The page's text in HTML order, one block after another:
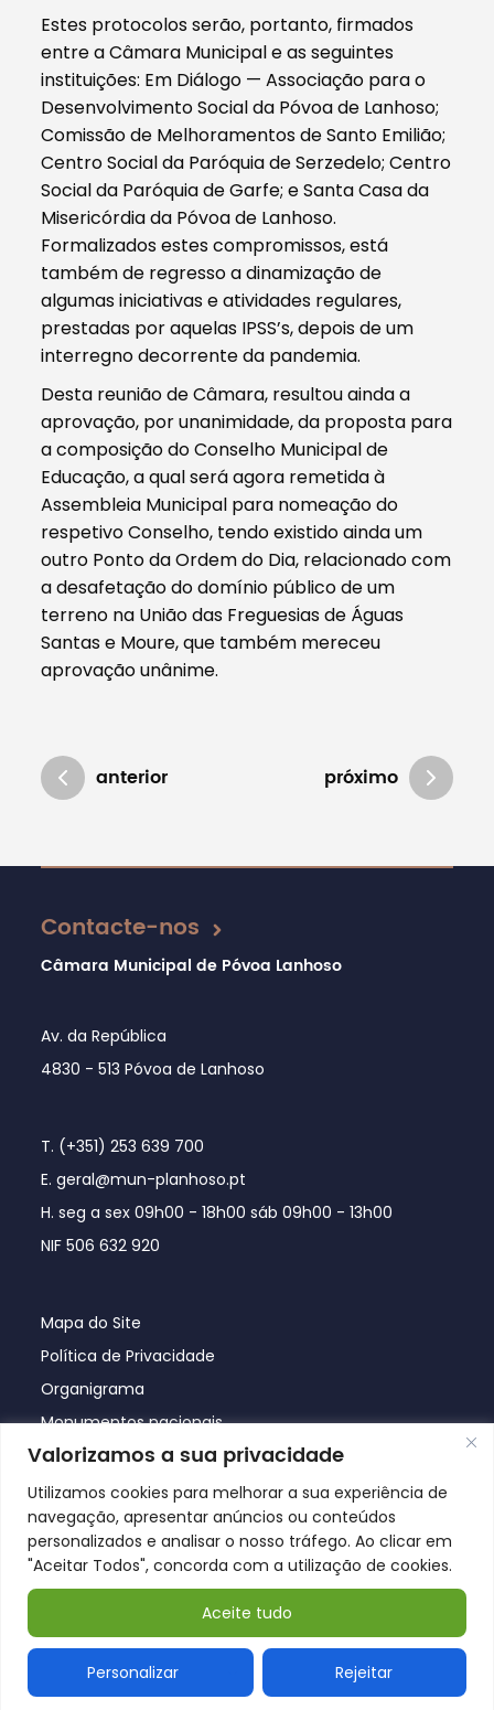
Valorizamos a sua privacidade
Utilizamos cookies para melhorar a sua experiência de
navegação, apresentar anúncios ou conteúdos
personalizados e analisar o nosso tráfego. Ao clicar em
"Aceitar Todos", concorda com a utilização de cookies.
Personalizar Rejeitar
Aceite tudo
Estes protocolos serão, portanto, firmados
entre a Câmara Municipal e as seguintes
instituições: Em Diálogo — Associação para o
Desenvolvimento Social da Póvoa de Lanhoso;
Comissão de Melhoramentos de Santo Emilião;
Centro Social da Paróquia de Serzedelo; Centro
Social da Paróquia de Garfe; e Santa Casa da
Misericórdia da Póvoa de Lanhoso.
Formalizados estes compromissos, está
também de regresso a dinamização de
algumas iniciativas e atividades regulares,
prestadas por aquelas IPSS’s, depois de um
interregno decorrente da pandemia.
Desta reunião de Câmara, resultou ainda a
aprovação, por unanimidade, da proposta para
a composição do Conselho Municipal de
Educação, a qual será agora remetida à
Assembleia Municipal para nomeação do
respetivo Conselho, tendo existido ainda um
outro Ponto da Ordem do Dia, relacionado com
a desafetação do domínio público de um
terreno na União das Freguesias de Águas
Santas e Moure, que também mereceu
aprovação unânime.
anterior próximo
Atualizado em 28/09/2022
Contacte-nos
Câmara Municipal de Póvoa Lanhoso
Av. da República
4830 - 513 Póvoa de Lanhoso
T. (+351) 253 639 700
E. geral@mun-planhoso.pt
H. seg a sex 09h00 - 18h00 sáb 09h00 - 13h00
NIF 506 632 920
Mapa do Site
Política de Privacidade
Organigrama
Monumentos nacionais
© Póvoa de Lanhoso 2026